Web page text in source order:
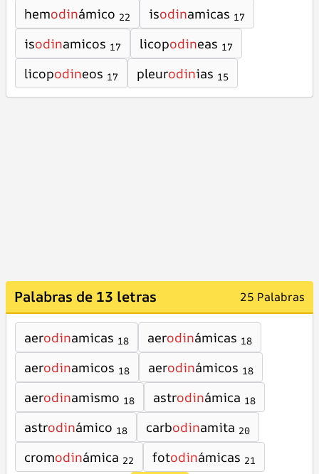
hemodinámico 22 isodinamicas 17
isodinamicos 17 licopodineas 17
licopodineos 17 pleurodinias 15
Palabras de 13 letras 25 Palabras
aerodinamicas 18 aerodinámicas 18
aerodinamicos 18 aerodinámicos 18
aerodinamismo 18 astrodinámica 18
astrodinámico 18 carbodinamita 20
cromodinámica 22 fotodinámicas 21